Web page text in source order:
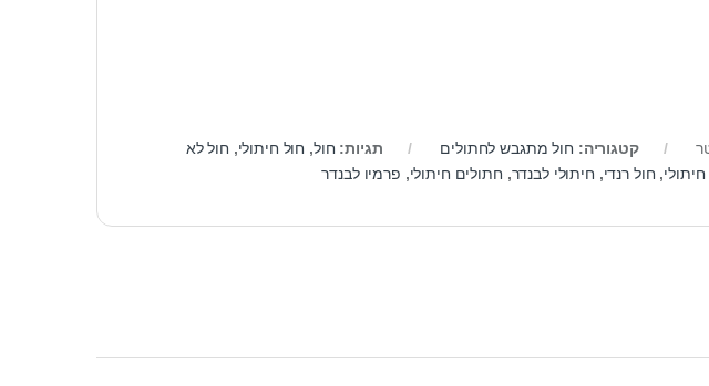
קטגוריה: חול מתגבש לחתולים תגיות: חול, חול חיתולי, חול לא
, חול רנדי, חיתולי לבנדר, חתולים חיתולי, פרמיו לבנדר